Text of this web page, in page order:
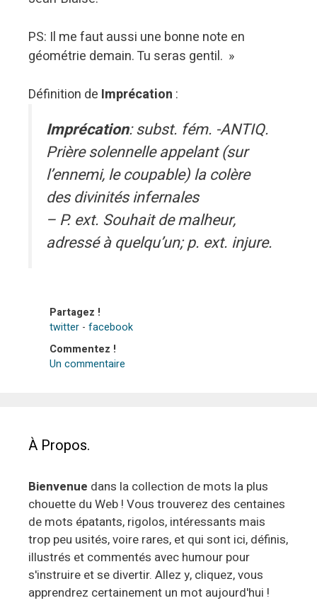
PS: Il me faut aussi une bonne note en
géométrie demain. Tu seras gentil. »
Définition de Imprécation :
Imprécation: subst. fém. -ANTIQ.
Prière solennelle appelant (sur
l’ennemi, le coupable) la colère
des divinités infernales
– P. ext. Souhait de malheur,
adressé à quelqu’un; p. ext. injure.
Partagez !
twitter - facebook
Commentez !
Un commentaire
À Propos.
Bienvenue dans la collection de mots la plus
chouette du Web ! Vous trouverez des centaines
de mots épatants, rigolos, intéressants mais
trop peu usités, voire rares, et qui sont ici, définis,
illustrés et commentés avec humour pour
s'instruire et se divertir. Allez y, cliquez, vous
apprendrez certainement un mot aujourd'hui !